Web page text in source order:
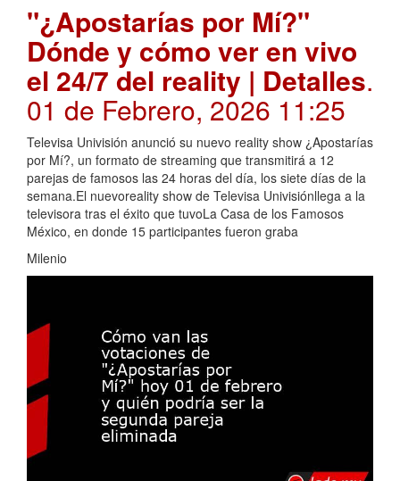
"¿Apostarías por Mí?"
Dónde y cómo ver en vivo
el 24/7 del reality | Detalles.
01 de Febrero, 2026 11:25
Televisa Univisión anunció su nuevo reality show ¿Apostarías
por Mí?, un formato de streaming que transmitirá a 12
parejas de famosos las 24 horas del día, los siete días de la
semana.El nuevoreality show de Televisa Univisiónllega a la
televisora tras el éxito que tuvoLa Casa de los Famosos
México, en donde 15 participantes fueron graba
Milenio